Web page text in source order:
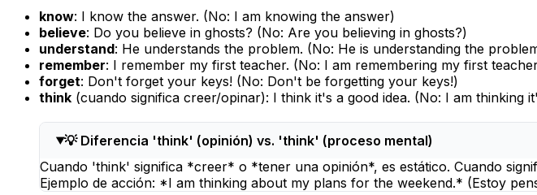
know: I know the answer. (No: I am knowing the answer)
believe: Do you believe in ghosts? (No: Are you believing in ghosts?)
understand: He understands the problem. (No: He is understanding the
remember: I remember my first teacher. (No: I am remembering my first
forget: Don't forget your keys! (No: Don't be forgetting your keys!)
think (cuando significa creer/opinar): I think it's a good idea. (No: I am thinking
💡 Diferencia 'think' (opinión) vs. 'think' (proceso mental)
Cuando 'think' significa *creer* o *tener una opinión*, es estático. Cuando
Ejemplo de acción: *I am thinking about my plans for the weekend.* (Estoy